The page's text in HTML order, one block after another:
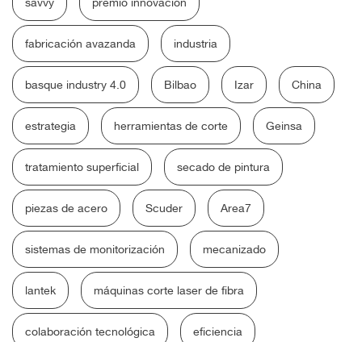
fabricación avazanda industria
basque industry 4.0 Bilbao Izar China
estrategia herramientas de corte Geinsa
tratamiento superficial secado de pintura
piezas de acero Scuder Area7
sistemas de monitorización mecanizado
lantek máquinas corte laser de fibra
colaboración tecnológica eficiencia